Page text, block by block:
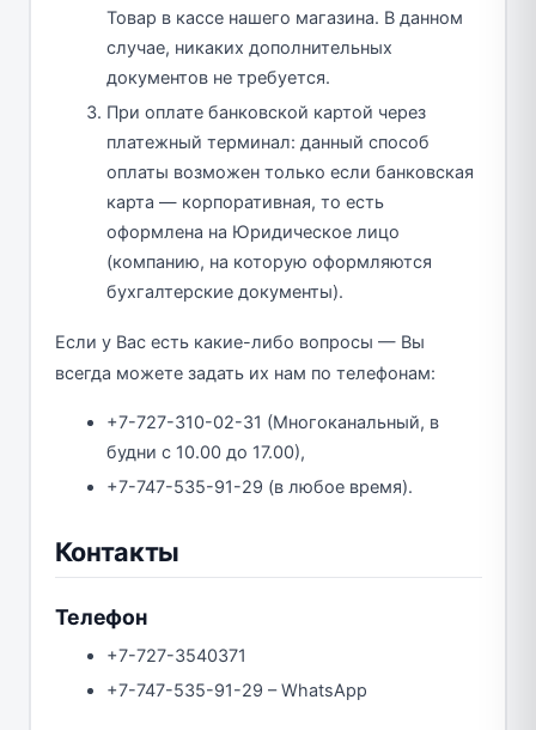
Товар в кассе нашего магазина. В данном
случае, никаких дополнительных
документов не требуется.
При оплате банковской картой через
платежный терминал: данный способ
оплаты возможен только если банковская
карта — корпоративная, то есть
оформлена на Юридическое лицо
(компанию, на которую оформляются
бухгалтерские документы).
Если у Вас есть какие-либо вопросы — Вы
всегда можете задать их нам по телефонам:
+7-727-310-02-31 (Многоканальный, в
будни с 10.00 до 17.00),
+7-747-535-91-29 (в любое время).
Контакты
Телефон
+7-727-3540371
+7-747-535-91-29 – WhatsApp